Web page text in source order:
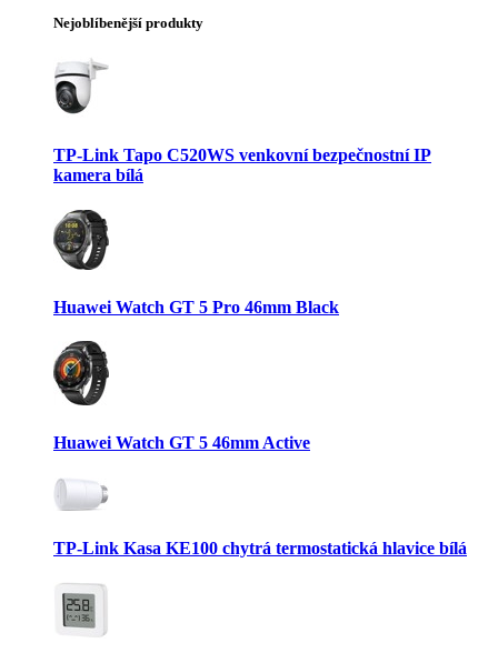
Nejoblíbenější produkty
TP-Link Tapo C520WS venkovní bezpečnostní IP
kamera bílá
Huawei Watch GT 5 Pro 46mm Black
Huawei Watch GT 5 46mm Active
TP-Link Kasa KE100 chytrá termostatická hlavice bílá